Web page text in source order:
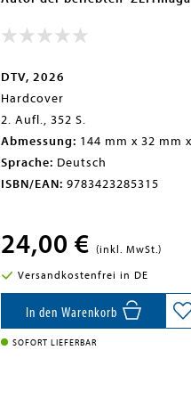
DTV, 2026
Hardcover
2. Aufl., 352 S.
Abmessung: 144 mm x 32 mm
Sprache: Deutsch
ISBN/EAN: 9783423285315
24,00 € (inkl. MwSt.)
Versandkostenfrei in DE
In den Warenkorb
SOFORT LIEFERBAR